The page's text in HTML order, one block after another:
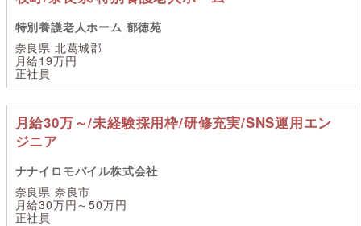
特別養護老人ホーム 郁徳苑
奈良県 北葛城郡
月給19万円
正社員
月給30万～/未経験採用枠/研修充実/SNS運用エン
ジニア
ナナイロモバイル株式会社
奈良県 奈良市
月給30万円～50万円
正社員